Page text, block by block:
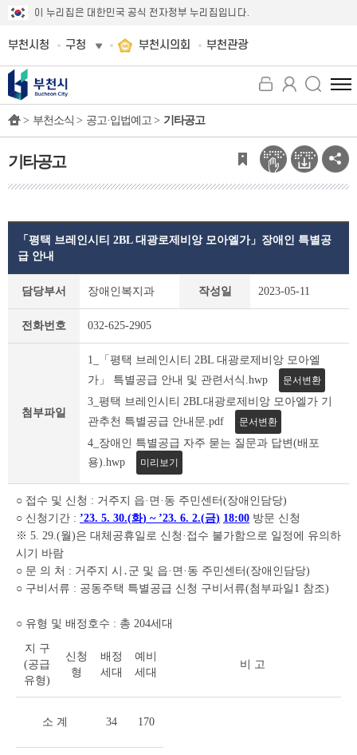
이 누리집은 대한민국 공식 전자정부 누리집입니다.
부천시청 구청 부천시의회 부천관광
전
체
뉴
보
기
> 부천소식 > 공고·입법예고 > 기타공고
기타공고
상
「평택 브레인시티 2BL 대광로제비앙 모아엘가」장애인 특별공
급 안내
담당부서 장애인복지과 작성일 2023-05-11
전화번호 032-625-2905
첨부파일
1_「평택 브레인시티 2BL 대광로제비앙 모아엘
가」 특별공급 안내 및 관련서식.hwp
문서변환
3_평택 브레인시티 2BL대광로제비앙 모아엘가 기
관추천 특별공급 안내문.pdf
문서변환
4_장애인 특별공급 자주 묻는 질문과 답변(배포
용).hwp
미리보기
○ 접수 및 신청 : 거주지 읍·면·동 주민센터(장애인담당)
○ 신청기간 : ’23. 5. 30.(화) ~ ’23. 6. 2.(금) 18:00 방문 신청
※ 5. 29.(월)은 대체공휴일로 신청·접수 불가함으로 일정에 유의하
시기 바람
○ 문 의 처 : 거주지 시․군 및 읍·면·동 주민센터(장애인담당)
○ 구비서류 : 공동주택 특별공급 신청 구비서류(첨부파일1 참조)
○ 유형 및 배정호수 : 총 204세대
지 구
(공급
유형)
신청
형
배정
세대
예비
세대
비 고
소 계 34 170